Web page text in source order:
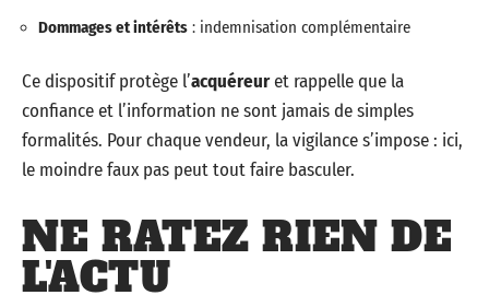
Dommages et intérêts : indemnisation complémentaire
Ce dispositif protège l’acquéreuret rappelle que la
confiance et l’information ne sont jamais de simples
formalités. Pour chaque vendeur, la vigilance s’impose : ici,
le moindre faux pas peut tout faire basculer.
NE RATEZ RIEN DE
L'ACTU